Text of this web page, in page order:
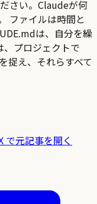
さい。Claudeが何
ファイルは時間と
は、自分を繰
、プロジェクトで
捉え、それらすべて
で元記事を開く